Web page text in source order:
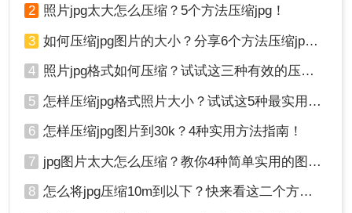
2 照片jpg太大怎么压缩？5个方法压缩jpg！
3 如何压缩jpg图片的大小？分享6个方法压缩jpg！
4 照片jpg格式如何压缩？试试这三种有效的压缩方法！
5 怎样压缩jpg格式照片大小？试试这5种最实用的JPG压缩方法！
6 怎样压缩jpg图片到30k？4种实用方法指南！
7 jpg图片太大怎么压缩？教你4种简单实用的图片压缩方法
8 怎么将jpg压缩10m到以下？快来看这二个方法 ！